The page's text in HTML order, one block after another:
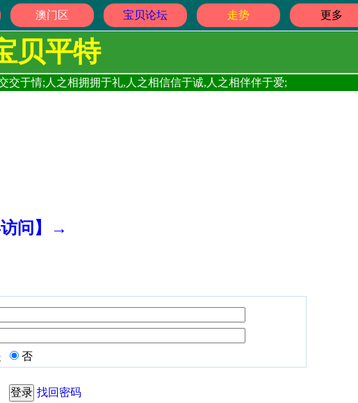
澳门区 宝贝论坛 走势 更多
贝平特
交于情;人之相拥拥于礼,人之相信信于诚,人之相伴伴于爱;
访问】→
否
找回密码